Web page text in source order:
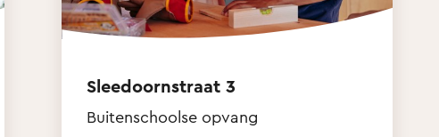
Sleedoornstraat 3
Buitenschoolse opvang